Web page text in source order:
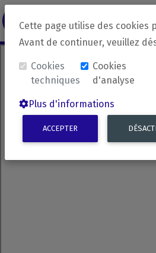
revirada Langue source
Cette page utilise des
Avant de continuer, veuillez
Cookies
techniques
Cookies
d'analyse
Plus d'informations
ACCEPTER